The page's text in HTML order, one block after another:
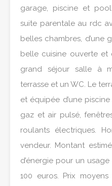
garage, piscine et
suite parentale au rdc
belles chambres, d’une
belle cuisine ouverte et
grand séjour salle à
terrasse et un WC. Le
et équipée d’une
gaz et air pulsé,
roulants électriques.
vendeur. Montant
d’énergie pour un
100 euros. Prix